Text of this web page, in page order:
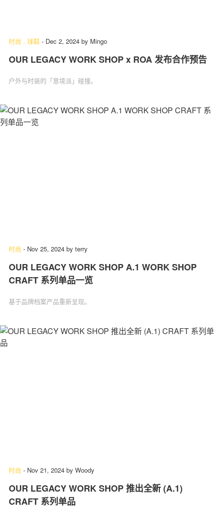
时尚 . 球鞋 - Dec 2, 2024 by Mingo
OUR LEGACY WORK SHOP x ROA 发布合作预告
户外与时装的「意境派」碰撞。
时尚 - Nov 25, 2024 by terry
OUR LEGACY WORK SHOP A.1 WORK SHOP
CRAFT 系列单品一览
基于品牌档案产品重新呈现。
时尚 - Nov 21, 2024 by Woody
OUR LEGACY WORK SHOP 推出全新 (A.1)
CRAFT 系列单品